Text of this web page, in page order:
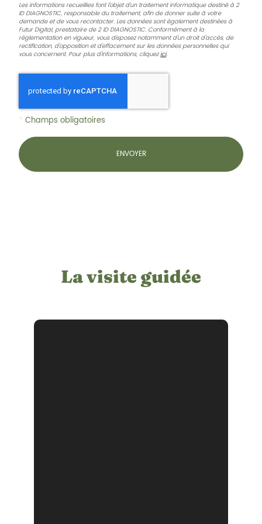
Les informations recueillies font l’objet d’un traitement informatique destiné à2
ID DIAGNOSTIC, responsable du traitement, afin de donner suite à votre
demande et de vous recontacter. Les données sont également destinées à
Futur Digital, prestataire de 2 ID DIAGNOSTIC. Conformément à la
réglementation en vigueur, vous disposez notamment d'un droit d'accès, de
rectification, d'opposition et d'effacement sur les données personnelles qui
vous concernent. Pour plus d’informations, cliquezici.
*Champs obligatoires
La visite guidée